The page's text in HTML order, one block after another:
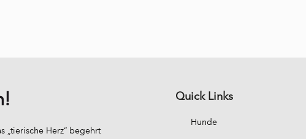
„tierische Herz“ begehrt
Quick Links
Hunde